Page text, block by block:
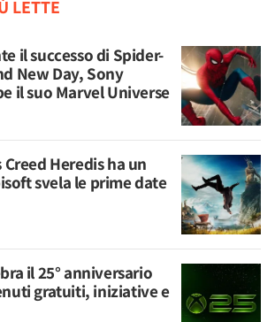
LETTE
il successo di Spider-
New Day, Sony
il suo Marvel Universe
Creed Heredis ha un
svela le prime date
il 25° anniversario
gratuiti, iniziative e